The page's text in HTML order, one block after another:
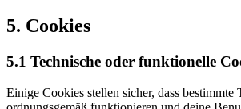
5. Cookies
5.1 Technische oder funktionelle
Einige Cookies stellen sicher, dass bestimmte